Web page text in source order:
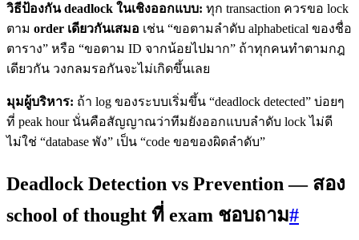
วิธีป้องกัน deadlock ในเชิงออกแบบ: ทุก transaction ควรขอ lock
ตาม order เดียวกันเสมอ เช่น “ขอตามลำดับ alphabetical ของชื่อ
ตาราง” หรือ “ขอตาม ID จากน้อยไปมาก” ถ้าทุกคนทำตามกฎ
เดียวกัน วงกลมรอกันจะไม่เกิดขึ้นเลย
มุมผู้บริหาร: ถ้า log ของระบบเริ่มขึ้น “deadlock detected” บ่อยๆ
ที่ peak hour นั่นคือสัญญาณว่าทีมยังออกแบบลำดับ lock ไม่ดี
ไม่ใช่ “database พัง” เป็น “code ขอของผิดลำดับ”
Deadlock Detection vs Prevention — สอง
school of thought ที่ exam ชอบถาม#